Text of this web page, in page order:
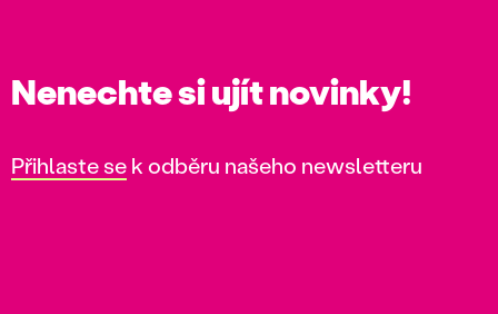
Nenechte si ujít novinky!
Přihlaste sek odběru našeho newsletteru